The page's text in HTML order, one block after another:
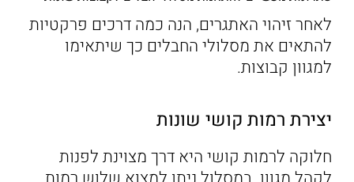
לאחר זיהוי האתגרים, הנה כמה דרכים פרקטיות
להתאים את מסלולי החבלים כך שיתאימו
למגוון קבוצות.
יצירת רמות קושי שונות
חלוקה לרמות קושי היא דרך מצוינת לפנות